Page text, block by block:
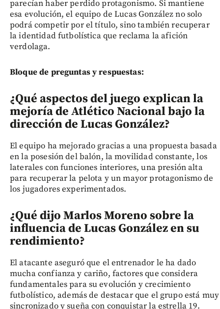
parecían haber perdido protagonismo. Si mantiene
esa evolución, el equipo de Lucas González no solo
podrá competir por el título, sino también recuperar
la identidad futbolística que reclama la afición
verdolaga.
Bloque de preguntas y respuestas:
¿Qué aspectos del juego explican la
mejoría de Atlético Nacional bajo la
dirección de Lucas González?
El equipo ha mejorado gracias a una propuesta basada
en la posesión del balón, la movilidad constante, los
laterales con funciones interiores, una presión alta
para recuperar la pelota y un mayor protagonismo de
los jugadores experimentados.
¿Qué dijo Marlos Moreno sobre la
influencia de Lucas González en su
rendimiento?
El atacante aseguró que el entrenador le ha dado
mucha confianza y cariño, factores que considera
fundamentales para su evolución y crecimiento
futbolístico, además de destacar que el grupo está muy
sincronizado y sueña con conquistar la estrella 19.